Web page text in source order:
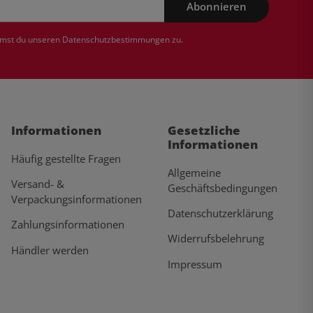
Abonnieren
du unseren Datenschutzbestimmungenzu.
Informationen
Häufig gestellte Fragen
Versand- &
Verpackungsinformationen
Zahlungsinformationen
Händler werden
Gesetzliche
Informationen
Allgemeine
Geschäftsbedingungen
Datenschutzerklärung
Widerrufsbelehrung
Impressum